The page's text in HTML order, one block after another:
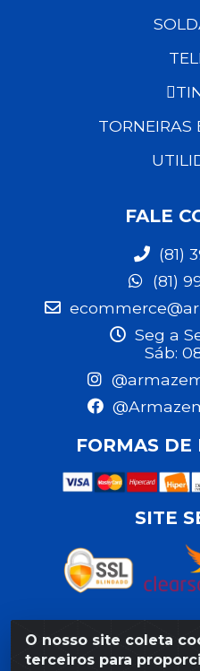
O nosso site coleta
terceiros para
TORNEIRAS
FALE
(81)
(81)
Seg a
Sáb:
FORMAS
SITE
Razão Social: Armazém